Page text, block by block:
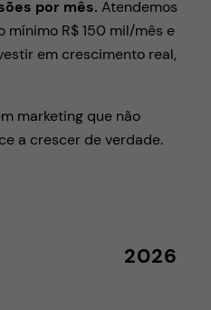
por mês. Atendemos
mínimo R$ 150 mil/mês e
em crescimento real,
marketing que não
a crescer de verdade.
2026